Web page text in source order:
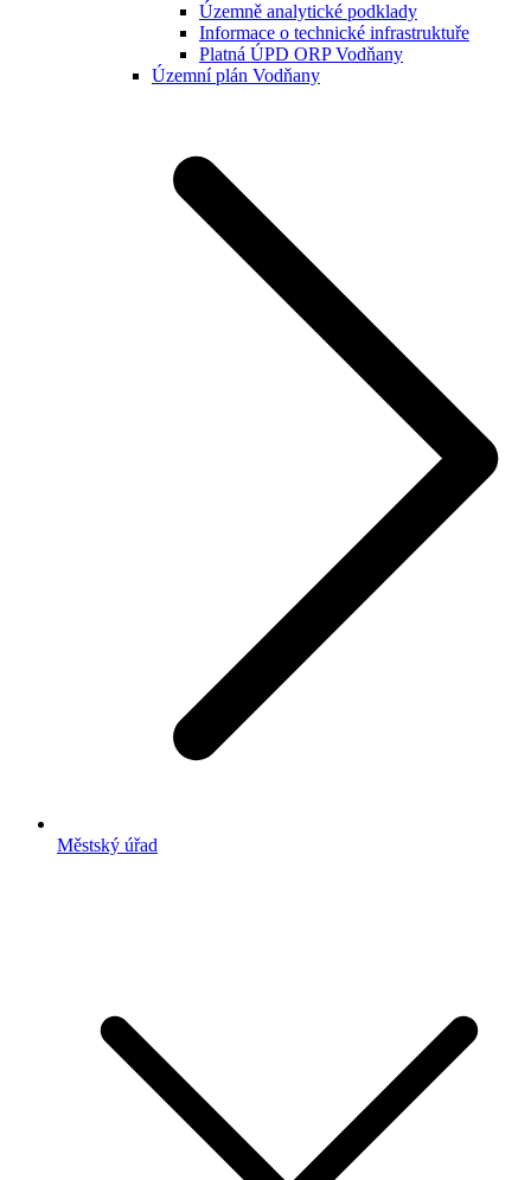
Územně analytické podklady
Informace o technické infrastruktuře
Platná ÚPD ORP Vodňany
Územní plán Vodňany
Městský úřad